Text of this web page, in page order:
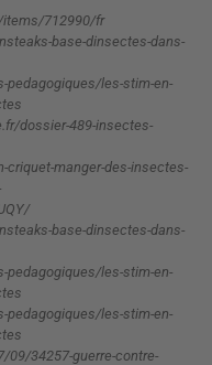
items/712990/fr
base-dinsectes-dans-
les-stim-en-
dossier-489-insectes-
criquet-manger-des-insectes-
base-dinsectes-dans-
les-stim-en-
les-stim-en-
09/34257-guerre-contre-